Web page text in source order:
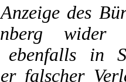
Anzeige des
wider
ebenfalls in
falscher